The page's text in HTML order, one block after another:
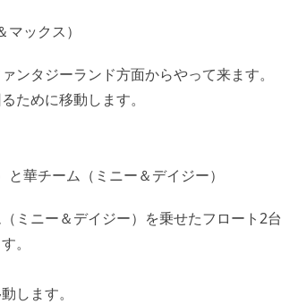
ンタジーランド方面からやって来ます。
ために移動します。
ミニー＆デイジー）を乗せたフロート2台
。
します。